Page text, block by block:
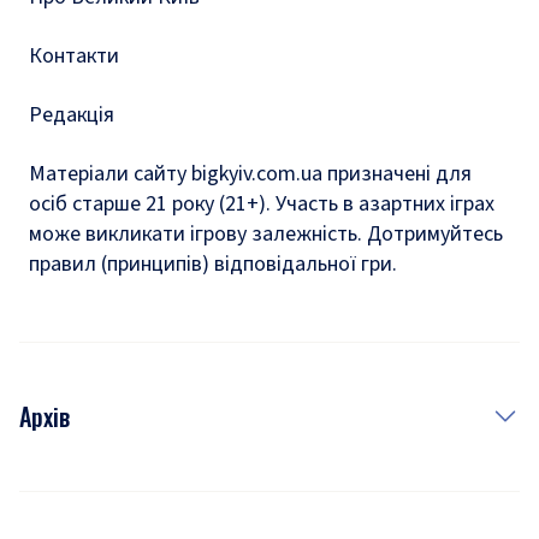
Контакти
Редакція
Матеріали сайту bigkyiv.com.ua призначені для
осіб старше 21 року (21+). Участь в азартних іграх
може викликати ігрову залежність. Дотримуйтесь
правил (принципів) відповідальної гри.
Архів